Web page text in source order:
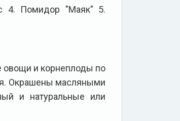
4. Помидор "Маяк" 5.
овощи и корнеплоды по
Окрашены масляными
и натуральные или